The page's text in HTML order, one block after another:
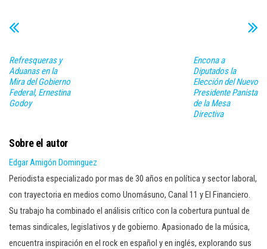
Refresqueras y
Aduanas en la
Mira del Gobierno
Federal, Ernestina
Godoy
Encona a
Diputados la
Elección del Nuevo
Presidente Panista
de la Mesa
Directiva
Sobre el autor
Edgar Amigón Dominguez
Periodista especializado por mas de 30 años en política y sector laboral,
con trayectoria en medios como Unomásuno, Canal 11 y El Financiero.
Su trabajo ha combinado el análisis crítico con la cobertura puntual de
temas sindicales, legislativos y de gobierno. Apasionado de la música,
encuentra inspiración en el rock en español y en inglés, explorando sus